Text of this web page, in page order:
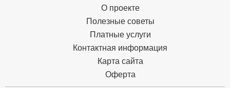
О проекте
Полезные советы
Платные услуги
Контактная информация
Карта сайта
Оферта